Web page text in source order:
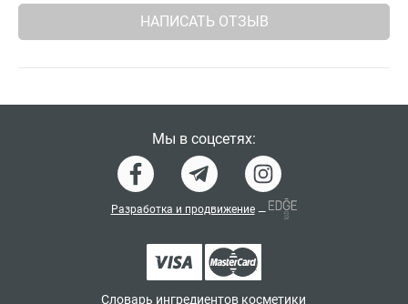
НАПИСАТЬ ОТЗЫВ
Словарь ингредиентов косметики
Мы в соцсетях:
Разработка и продвижение —